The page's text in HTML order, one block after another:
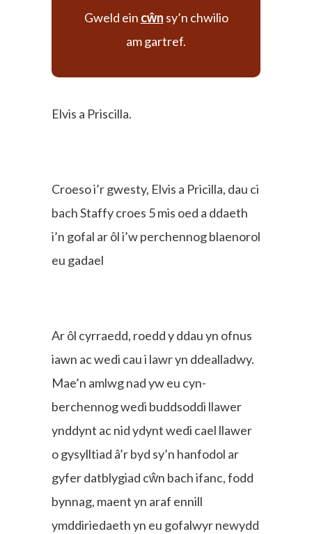
Gweld ein cŵn sy’n chwilio
am gartref.
Elvis a Priscilla.
Croeso i’r gwesty, Elvis a Pricilla, dau ci
bach Staffy croes 5 mis oed a ddaeth
i’n gofal ar ôl i’w perchennog blaenorol
eu gadael
Ar ôl cyrraedd, roedd y ddau yn ofnus
iawn ac wedi cau i lawr yn ddealladwy.
Mae’n amlwg nad yw eu cyn-
berchennog wedi buddsoddi llawer
ynddynt ac nid ydynt wedi cael llawer
o gysylltiad â’r byd sy’n hanfodol ar
gyfer datblygiad cŵn bach ifanc, fodd
bynnag, maent yn araf ennill
ymddiriedaeth yn eu gofalwyr newydd